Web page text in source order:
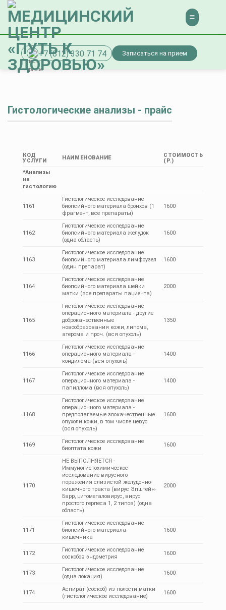
Skip
content
+7 (812) 330 71 74 Записаться на прием
Гистологические анализы - прайс
КОД
УСЛУГИ
НАИМЕНОВАНИЕ
СТОИМОСТЬ
(Р.)
*Анализы
на
гистологию
1161
Гистологическое исследование
биопсийного материала бронхов (1
фрагмент, все препараты)
1600
1162
Гистологическое исследование
биопсийного материала желудок
(одна область)
1600
1163
Гистологическое исследование
биопсийного материала лимфоузел
(один препарат)
1600
1164
Гистологическое исследование
биопсийного материала шейки
матки (все препараты пациента)
2000
1165
Гистологическое исследование
операционного материала - другие
доброкачественные
новообразования кожи, липома,
атерома и проч. (вся опухоль)
1350
1166
Гистологическое исследование
операционного материала -
кондилома (вся опухоль)
1400
1167
Гистологическое исследование
операционного материала -
папиллома (вся опухоль)
1400
1168
Гистологическое исследование
операционного материала -
предполагаемые злокачественные
опухоли кожи, в том числе невус
(вся опухоль)
1600
1169
Гистологическое исследование
биоптата кожи
1600
1170
НЕ ВЫПОЛНЯЕТСЯ -
Иммуногистохимическое
исследование вирусного
поражения слизистой желудочно-
кишечного тракта (вирус Эпштейн-
Барр, цитомегаловирус, вирус
простого герпеса 1, 2 типов) (одна
область)
2000
1171
Гистологическое исследование
биопсийного материала
кишечника
1600
1172
Гистологическое исследование
соскобов эндометрия
1600
1173
Гистологическое исследование
(одна локация)
1600
1174
Аспират (соскоб) из полости матки
(гистологическое исследование)
1600